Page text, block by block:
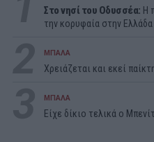
Στο νησί του Οδυσσέα: Η
την κορυφαία στην
ΜΠΑΛΑ
Χρειάζεται και εκεί
ΜΠΑΛΑ
Είχε δίκιο τελικά ο